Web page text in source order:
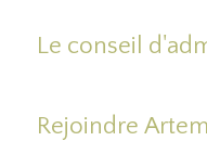
Le conseil
Rejoindre